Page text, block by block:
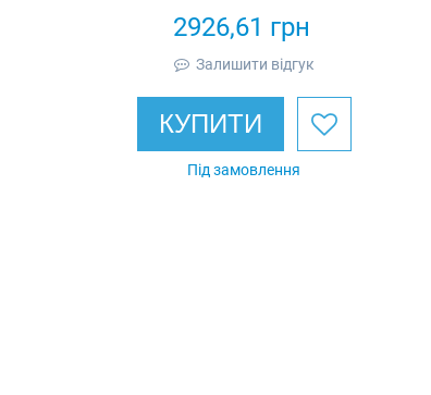
2926,61 грн
Залишити відгук
КУПИТИ
Під замовлення